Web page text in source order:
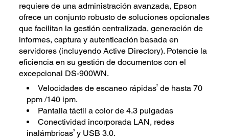
requiere de una administración avanzada, Epson
ofrece un conjunto robusto de soluciones opcionales
que facilitan la gestión centralizada, generación de
informes, captura y autenticación basada en
servidores (incluyendo Active Directory). Potencie la
eficiencia en su gestión de documentos con el
excepcional DS-900WN.
Velocidades de escaneo rápidas2 de hasta 70
ppm /140 ipm.
Pantalla táctil a color de 4.3 pulgadas
Conectividad incorporada LAN, redes
inalámbricas3 y USB 3.0.